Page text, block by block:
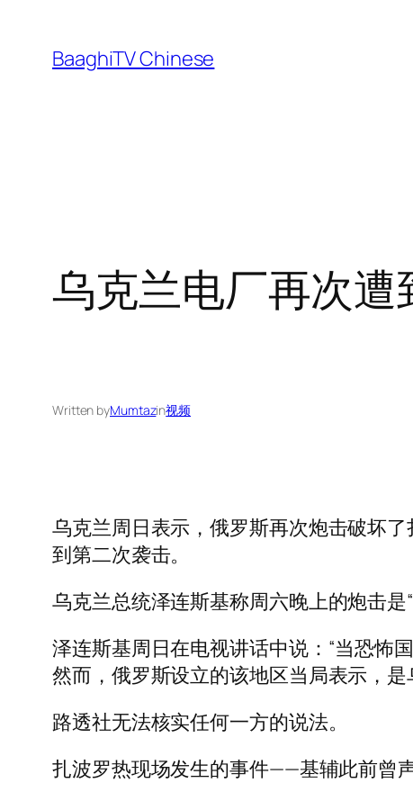
content
BaaghiTV Chinese
乌克兰电厂再次遭
Written byMumtazin视频
乌克兰周日表示，俄罗斯再次炮击破坏
到第二次袭击。
乌克兰总统泽连斯基称周六晚上的炮击是
泽连斯基周日在电视讲话中说：“当恐怖
然而，俄罗斯设立的该地区当局表示，
路透社无法核实任何一方的说法。
扎波罗热现场发生的事件——基辅此前曾